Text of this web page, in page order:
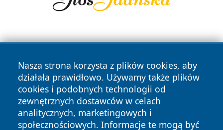
Nasza strona korzysta z plików cookies, aby
działała prawidłowo. Używamy także plików
cookies i podobnych technologii od
zewnętrznych dostawców w celach
analitycznych, marketingowych i
społecznościowych. Informacje te mogą być
Copyright © 2026 czestochowanews.pl Wszystkie prawa
zastrzeżone.